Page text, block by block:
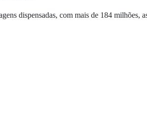
dispensadas, com mais de 184 milhões,